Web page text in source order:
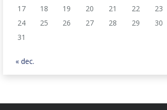
17
18 19 20 21 22
23
24
25 26 27 28 29
30
31
« dec.